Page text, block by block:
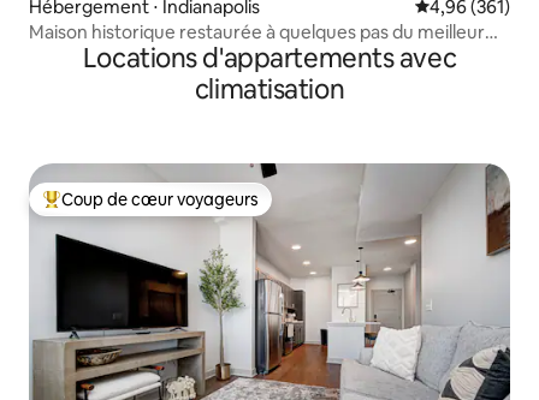
Hébergement ⋅ Indianapolis Évaluation
4,96 (361)
Maison historique restaurée à quelques pas du meilleur
Locations d'appartements avec
climatisation
Coups de cœur voyageurs les plus appréciés
Coup de cœur voyageurs